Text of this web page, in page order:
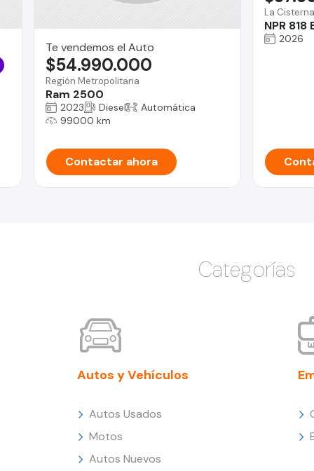
Te vendemos el Auto
Región Metropolitana
Ram 2500
$54.990.000
2023 Diesel
Automática
99000 km
Contactar ahora
La Cisterna
NPR 818
2026
Categorías
Autos y Vehículos
Autos Usados
Motos
Autos Nuevos